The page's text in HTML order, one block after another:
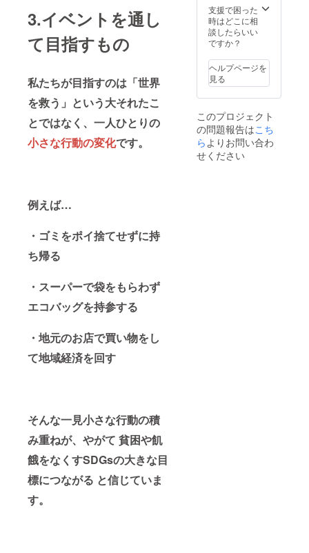
3.イベントを通し
て目指すもの
私たちが目指すのは「世界
を救う」という大それたこ
とではなく、一人ひとりの
小さな行動の変化です。
例えば…
・ ゴミをポイ捨てせずに持
ち帰る
・ スーパーで袋をもらわず
エコバッグを持参する
・ 地元のお店で買い物をし
て地域経済を回す
そんな一見小さな行動の積
み重ねが、やがて 貧困や飢
餓をなくすSDGsの大きな目
標につながる と信じていま
す。
ペー
ジ こ
のリ
ターン
10,000
円のリ
ターン
と同じ
なりま
す。甘
尼の冊
数が異
なりま
支援で困った
時はどこに相
談したらいい
ですか？
ヘルプページを
見る
このプロジェクト
の問題報告はこち
らよりお問い合わ
せください